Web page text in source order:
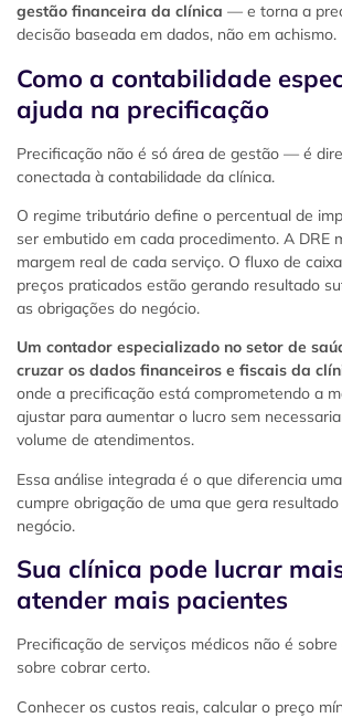
gestão financeira da clínica — e torna a
decisão baseada em dados, não em achismo.
Como a contabilidade
ajuda na precificação
Precificação não é só área de gestão — é
conectada à contabilidade da clínica.
O regime tributário define o percentual de
ser embutido em cada procedimento. A DRE
margem real de cada serviço. O fluxo de
preços praticados estão gerando resultado
as obrigações do negócio.
Um contador especializado no setor de
cruzar os dados financeiros e fiscais da
onde a precificação está comprometendo a
ajustar para aumentar o lucro sem
volume de atendimentos.
Essa análise integrada é o que diferencia
cumpre obrigação de uma que gera
negócio.
Sua clínica pode lucrar
atender mais pacientes
Precificação de serviços médicos não é
sobre cobrar certo.
Conhecer os custos reais, calcular o preço